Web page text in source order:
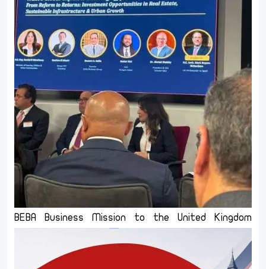
BEBA Business Mission to the United Kingdom